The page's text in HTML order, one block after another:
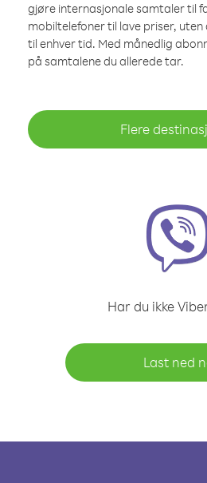
gjøre internasjonale samtaler til
mobiltelefoner til lave priser,
til enhver tid. Med månedlig
på samtalene du allerede tar.
Flere
Har du ikke
Last ned